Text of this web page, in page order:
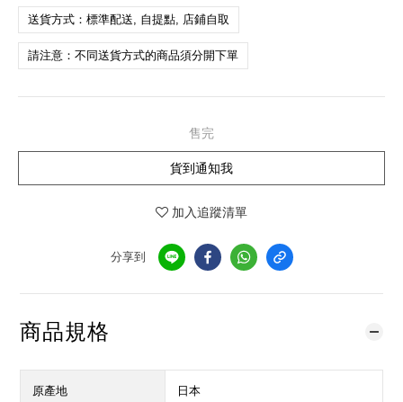
送貨方式：標準配送, 自提點, 店鋪自取
請注意：不同送貨方式的商品須分開下單
售完
貨到通知我
加入追蹤清單
分享到
商品規格
原產地 日本